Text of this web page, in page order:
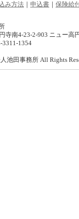
み方法 申込書 保険給
南4-23-2-903 ニュー高
1354
池田事務所 All Rights